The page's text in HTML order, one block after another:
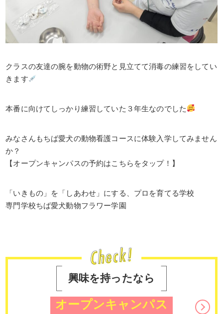
クラスの友達の腕を動物の術野と見立てて消毒の練習をしてい
きます
本番に向けてしっかり練習していた３年生なのでした
みなさんもちば愛犬の動物看護コースに体験入学してみません
か？
【オープンキャンパスの予約はこちらをタップ！】
「いきもの」を「しあわせ」にする、プロを育てる学校
専門学校ちば愛犬動物フラワー学園
興味を持ったなら
オープンキャンパス